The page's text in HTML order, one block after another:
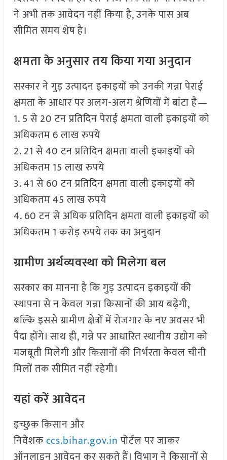
ने अभी तक आवेदन नहीं किया है, उनके पास अब
सीमित समय शेष है।
क्षमता के अनुसार तय किया गया अनुदान
सरकार ने गुड़ उत्पादन इकाइयों को उनकी गन्ना पेराई
क्षमता के आधार पर अलग-अलग श्रेणियों में बांटा है—
1. 5 से 20 टन प्रतिदिन पेराई क्षमता वाली इकाइयों को
अधिकतम 6 लाख रुपये
2. 21 से 40 टन प्रतिदिन क्षमता वाली इकाइयों को
अधिकतम 15 लाख रुपये
3. 41 से 60 टन प्रतिदिन क्षमता वाली इकाइयों को
अधिकतम 45 लाख रुपये
4. 60 टन से अधिक प्रतिदिन क्षमता वाली इकाइयों को
अधिकतम 1 करोड़ रुपये तक का अनुदान
ग्रामीण अर्थव्यवस्था को मिलेगा बल
सरकार का मानना है कि गुड़ उत्पादन इकाइयों की
स्थापना से न केवल गन्ना किसानों की आय बढ़ेगी,
बल्कि इससे ग्रामीण क्षेत्रों में रोजगार के नए अवसर भी
पैदा होंगे। साथ ही, गन्ने पर आधारित स्थानीय उद्योग को
मजबूती मिलेगी और किसानों की निर्भरता केवल चीनी
मिलों तक सीमित नहीं रहेगी।
यहां करें आवेदन
इच्छुक किसान और
निवेशकccs.bihar.gov.inपोर्टल पर जाकर